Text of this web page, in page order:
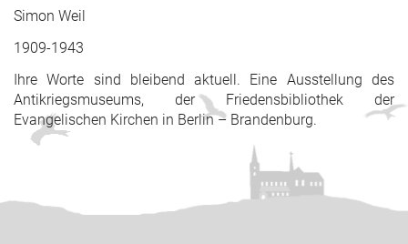
Simon Weil
1909-1943
Ihre Worte sind bleibend aktuell. Eine Ausstellung des
Antikriegsmuseums, der Friedensbibliothek der
Evangelischen Kirchen in Berlin – Brandenburg.